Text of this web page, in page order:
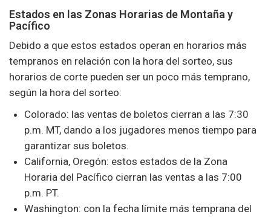
Estados en las Zonas Horarias de Montaña y
Pacífico
Debido a que estos estados operan en horarios más
tempranos en relación con la hora del sorteo, sus
horarios de corte pueden ser un poco más temprano,
según la hora del sorteo:
Colorado: las ventas de boletos cierran a las 7:30
p.m. MT, dando a los jugadores menos tiempo para
garantizar sus boletos.
California, Oregón: estos estados de la Zona
Horaria del Pacífico cierran las ventas a las 7:00
p.m. PT.
Washington: con la fecha límite más temprana del